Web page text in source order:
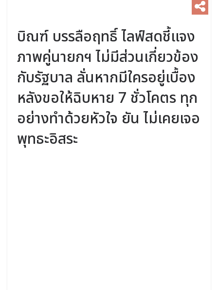
บิณฑ์ บรรลือฤทธิ์ ไลฟ์สดชี้แจง
ภาพคู่นายกฯ ไม่มีส่วนเกี่ยวข้อง
กับรัฐบาล ลั่นหากมีใครอยู่เบื้อง
หลังขอให้ฉิบหาย 7 ชั่วโคตร ทุก
อย่างทำด้วยหัวใจ ยัน ไม่เคยเจอ
พุทธะอิสระ